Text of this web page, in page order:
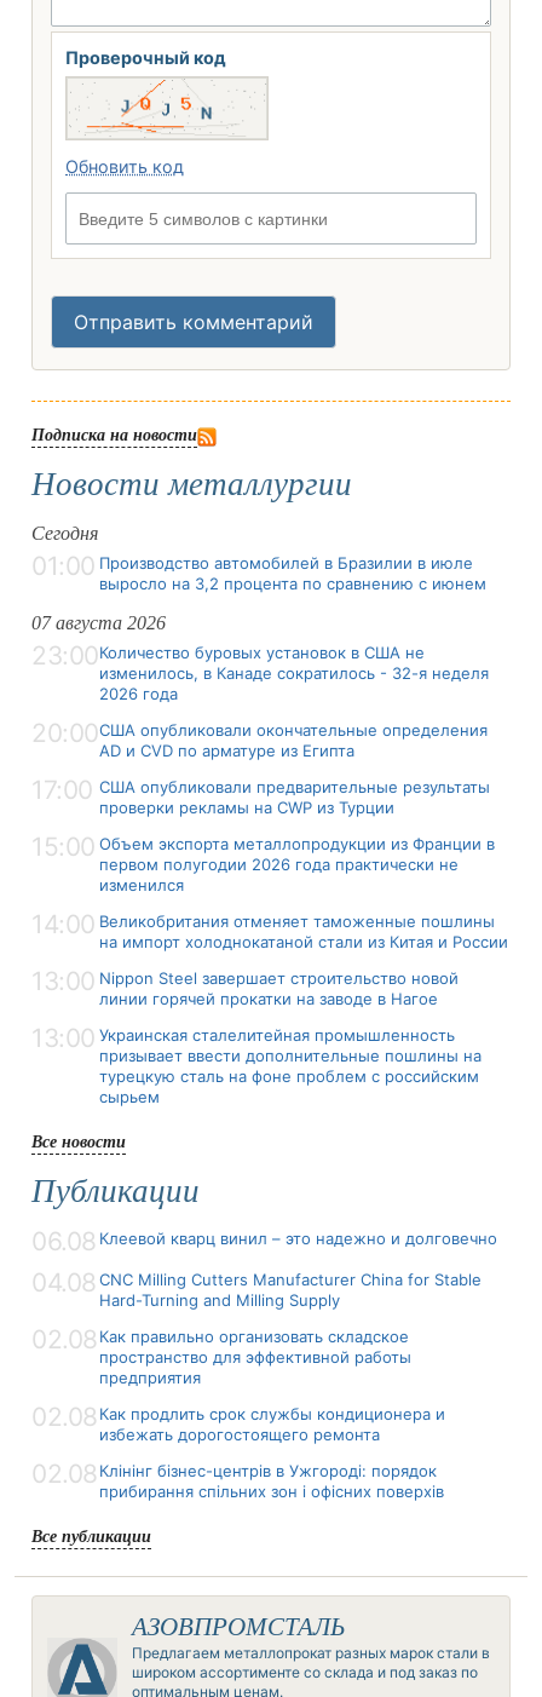
Проверочный код
Обновить код
Отправить комментарий
Подписка на новости
Новости металлургии
Сегодня
01:00 Производство автомобилей в Бразилии в июле
выросло на 3,2 процента по сравнению с июнем
07 августа 2026
23:00Количество буровых установок в США не
изменилось, в Канаде сократилось - 32-я неделя
2026 года
20:00США опубликовали окончательные определения
AD и CVD по арматуре из Египта
17:00 США опубликовали предварительные результаты
проверки рекламы на CWP из Турции
15:00 Объем экспорта металлопродукции из Франции в
первом полугодии 2026 года практически не
изменился
14:00 Великобритания отменяет таможенные пошлины
на импорт холоднокатаной стали из Китая и России
13:00 Nippon Steel завершает строительство новой
линии горячей прокатки на заводе в Нагое
13:00 Украинская сталелитейная промышленность
призывает ввести дополнительные пошлины на
турецкую сталь на фоне проблем с российским
сырьем
Все новости
Публикации
06.08 Клеевой кварц винил – это надежно и долговечно
04.08 CNC Milling Cutters Manufacturer China for Stable
Hard-Turning and Milling Supply
02.08 Как правильно организовать складское
пространство для эффективной работы
предприятия
02.08 Как продлить срок службы кондиционера и
избежать дорогостоящего ремонта
02.08 Клінінг бізнес-центрів в Ужгороді: порядок
прибирання спільних зон і офісних поверхів
Все публикации
АЗОВПРОМСТАЛЬ
Предлагаем металлопрокат разных марок стали в
широком ассортименте со склада и под заказ по
оптимальным ценам.